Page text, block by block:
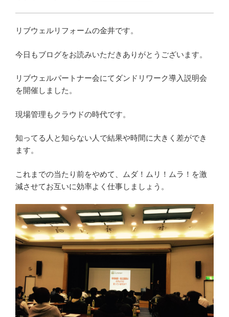
リブウェルリフォームの金井です。
今日もブログをお読みいただきありがとうございます。
リブウェルパートナー会にてダンドリワーク導入説明会
を開催しました。
現場管理もクラウドの時代です。
知ってる人と知らない人で結果や時間に大きく差ができ
ます。
これまでの当たり前をやめて、ムダ！ムリ！ムラ！を激
減させてお互いに効率よく仕事しましょう。